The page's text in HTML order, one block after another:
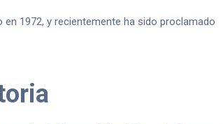
1972, y recientemente ha sido proclamado